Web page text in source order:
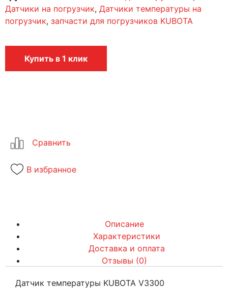
Датчики на погрузчик, Датчики температуры на
погрузчик, запчасти для погрузчиков KUBOTA
Купить в 1 клик
В избранное
Описание
Характеристики
Доставка и оплата
Отзывы (0)
Датчик температуры KUBOTA V3300